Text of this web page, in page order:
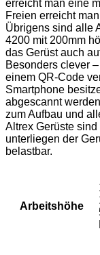
erreicht man eine
Freien erreicht
Übrigens sind alle
4200 mit 200mm
das Gerüst auch
Besonders clever
einem QR-Code
Smartphone
abgescannt
zum Aufbau und
Altrex Gerüste
unterliegen der
belastbar.
Arbeitshöhe